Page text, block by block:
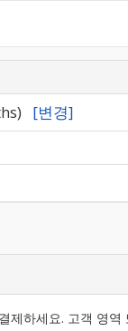
[변경]
제하세요. 고객 영